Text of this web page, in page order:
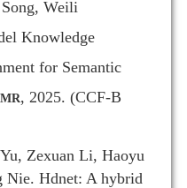
Weili
Knowledge
for Semantic
, 2025. (CCF-B
Zexuan Li, Haoyu
Nie. Hdnet: A hybrid